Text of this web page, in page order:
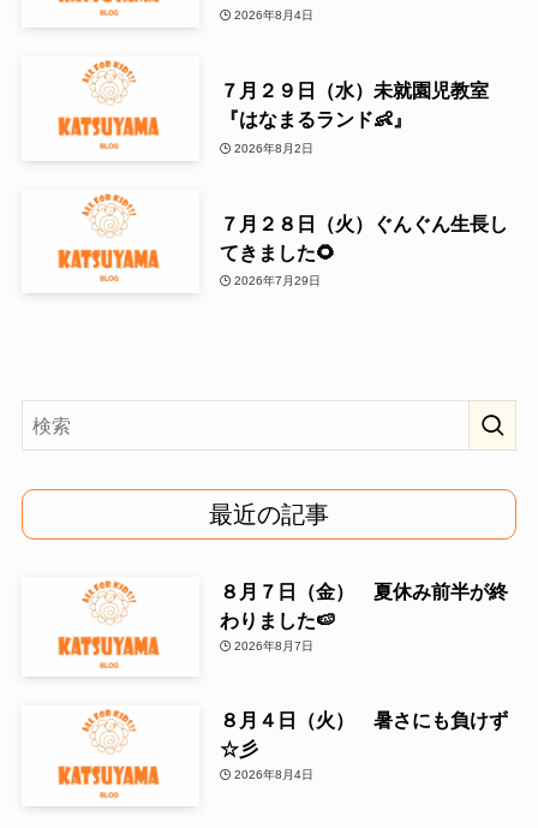
2026年8月4日
７月２９日（水）未就園児教室
『はなまるランド👶』
2026年8月2日
７月２８日（火）ぐんぐん生長し
てきました🌻
2026年7月29日
最近の記事
８月７日（金） 夏休み前半が終
わりました🍉
2026年8月7日
８月４日（火） 暑さにも負けず
☆彡
2026年8月4日